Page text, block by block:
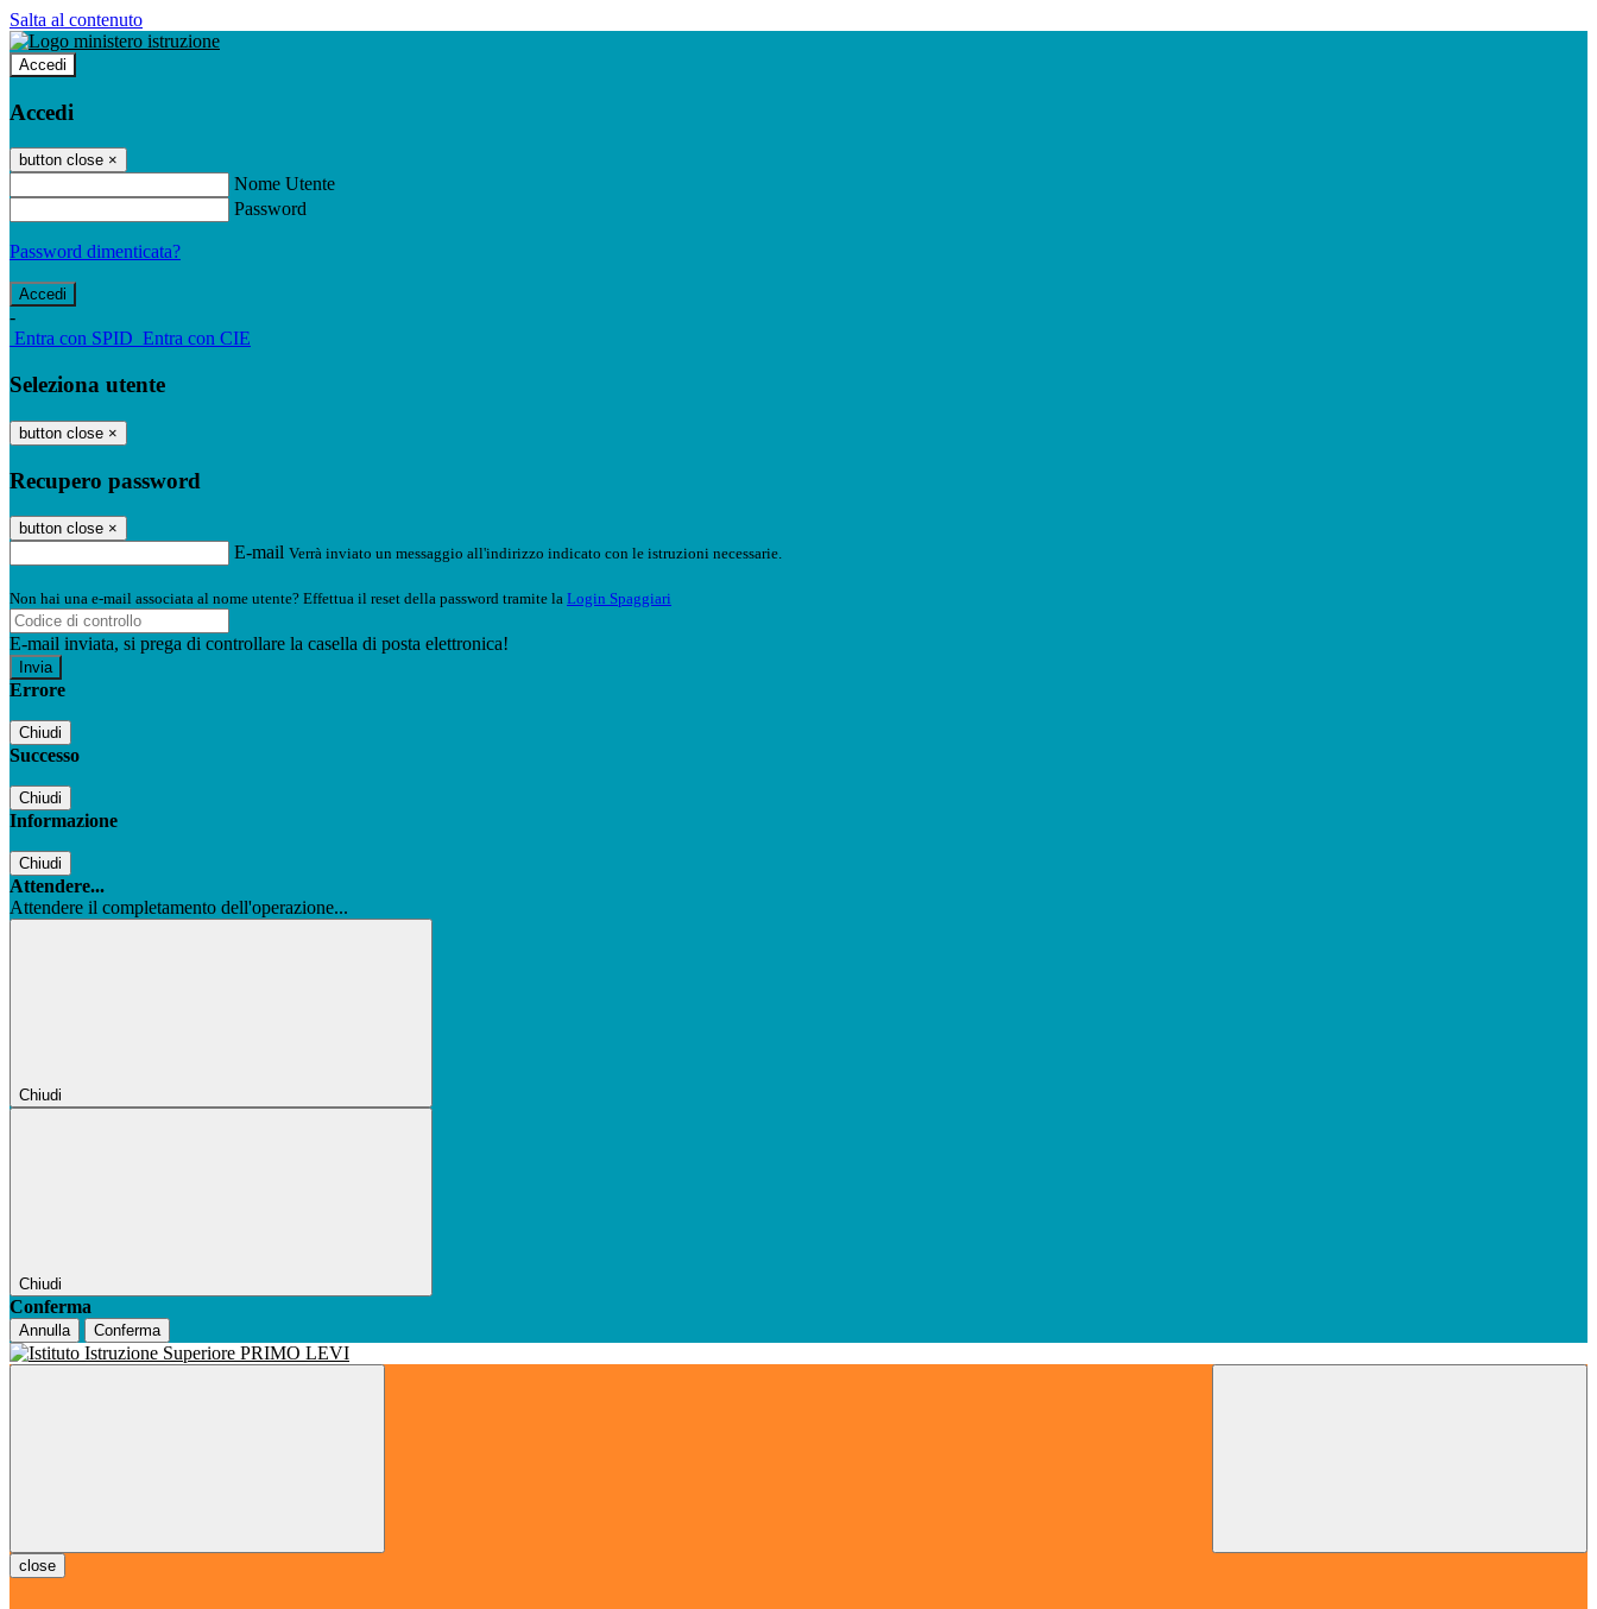
Salta al contenuto
Accedi
Accedi
button close ×
Nome Utente
Password
Password dimenticata?
-
Entra con SPID Entra con CIE
Seleziona utente
button close ×
Recupero password
button close ×
E-mail Verrà inviato un messaggio all'indirizzo indicato con le istruzioni necessarie.
Non hai una e-mail associata al nome utente? Effettua il reset della password tramite la Login Spaggiari
E-mail inviata, si prega di controllare la casella di posta elettronica!
Errore
Chiudi
Successo
Chiudi
Informazione
Chiudi
Attendere...
Attendere il completamento dell'operazione...
Chiudi
Chiudi
Conferma
Annulla Conferma
close